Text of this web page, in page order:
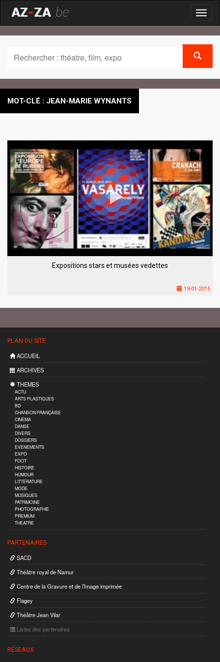
MOT-CLÉ : JEAN-MARIE WYNANTS
Expositions stars et musées vedettes
19-01-2015
PLAN DU SITE
ACCUEIL
ARCHIVES
THEMES
ACTU
ARTS PLASTIQUES
BD
CHANSON FRANÇAISE
CINEMA
DANSE
DIVERS
DOSSIERS
EVENEMENTS
EXPO
FOOT
HISTOIRE
HUMOUR
LITTERATURE
MODE
MUSIQUES
PATRIMOINE
PHOTOGRAPHIE
PREMIUM
THEATRE
PARTENAIRES
SACD
Théâtre royal de Namur
Centre de la Gravure et de l’Image imprimée
Flagey
Théâtre Jean Vilar
Listes des partenaires
RÉSEAUX